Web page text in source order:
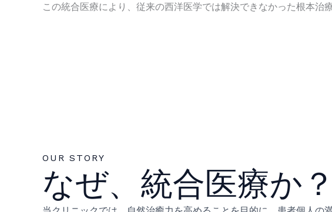
この統合医療により、従来の西洋医学では解決できなかった根本治
OUR STORY
なぜ、統合医療か？